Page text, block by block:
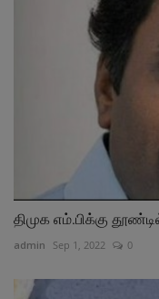
திமுக எம்.பிக்கு
admin Sep 1, 2022 0